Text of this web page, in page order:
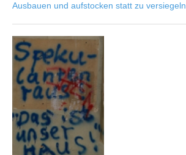
Ausbauen und aufstocken statt zu versiegeln